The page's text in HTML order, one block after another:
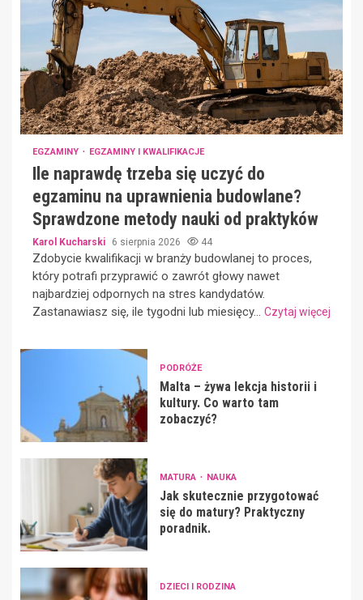
EGZAMINY EGZAMINY I KWALIFIKACJE
Ile naprawdę trzeba się uczyć do
egzaminu na uprawnienia budowlane?
Sprawdzone metody nauki od praktyków
Karol Kucharski 6 sierpnia 2026 44
Zdobycie kwalifikacji w branży budowlanej to proces,
który potrafi przyprawić o zawrót głowy nawet
najbardziej odpornych na stres kandydatów.
Zastanawiasz się, ile tygodni lub miesięcy... Czytaj więcej
PODRÓŻE
Malta – żywa lekcja historii i
kultury. Co warto tam
zobaczyć?
MATURA NAUKA
Jak skutecznie przygotować
się do matury? Praktyczny
poradnik.
DZIECI I RODZINA